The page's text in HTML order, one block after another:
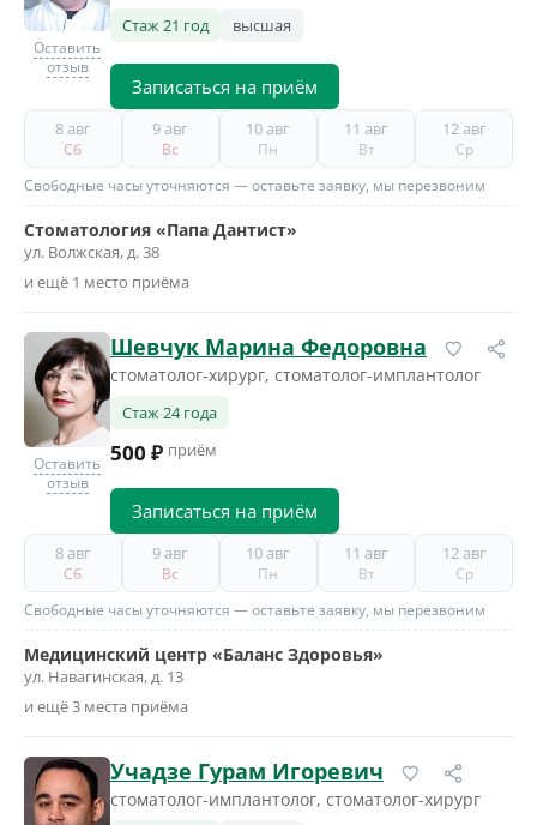
Оставить
отзыв
Стаж 21 год высшая
Записаться на приём
8 авг
Сб
9 авг
Вс
10 авг
Пн
11 авг
Вт
12 авг
Ср
Свободные часы уточняются — оставьте заявку, мы перезвоним
Стоматология «Папа Дантист»
ул. Волжская, д. 38
и ещё 1 место приёма
Оставить
отзыв
Шевчук Марина Федоровна
стоматолог-хирург, стоматолог-имплантолог
Стаж 24 года
500 ₽ приём
Записаться на приём
8 авг
Сб
9 авг
Вс
10 авг
Пн
11 авг
Вт
12 авг
Ср
Свободные часы уточняются — оставьте заявку, мы перезвоним
Медицинский центр «Баланс Здоровья»
ул. Навагинская, д. 13
и ещё 3 места приёма
Учадзе Гурам Игоревич
стоматолог-имплантолог, стоматолог-хирург